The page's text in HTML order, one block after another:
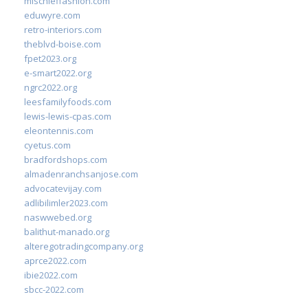
eduwyre.com
retro-interiors.com
theblvd-boise.com
fpet2023.org
e-smart2022.org
ngrc2022.org
leesfamilyfoods.com
lewis-lewis-cpas.com
eleontennis.com
cyetus.com
bradfordshops.com
almadenranchsanjose.com
advocatevijay.com
adlibilimler2023.com
naswwebed.org
balithut-manado.org
alteregotradingcompany.org
aprce2022.com
ibie2022.com
sbcc-2022.com